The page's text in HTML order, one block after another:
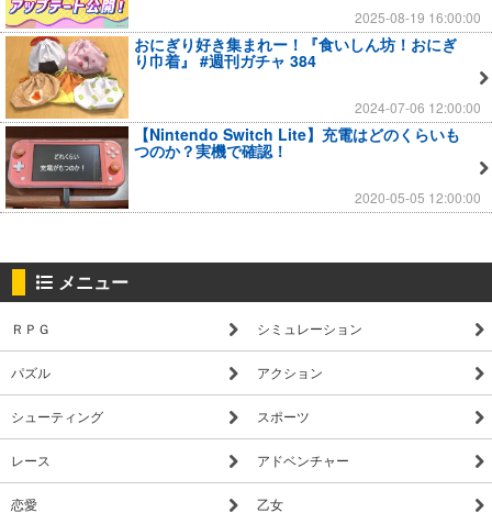
2025-08-19 16:00:00
おにぎり好き集まれー！『食いしん坊！おにぎ
り巾着』 #週刊ガチャ 384
2024-07-06 12:00:00
【Nintendo Switch Lite】充電はどのくらいも
つのか？実機で確認！
2020-05-05 12:00:00
メニュー
ＲＰＧ シミュレーション
パズル アクション
シューティング スポーツ
レース アドベンチャー
恋愛 乙女